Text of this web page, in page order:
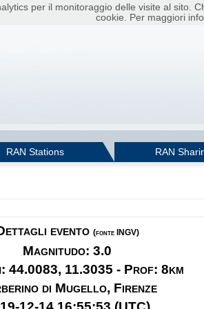
per il monitoraggio delle visite al
cookie. Per maggiori
RAN Stations RAN
evento (fonte INGV)
Magnitudo: 3.0
44.0083, 11.3035 - Prof: 8km
di Mugello, Firenze
12-14 16:55:53 (UTC)